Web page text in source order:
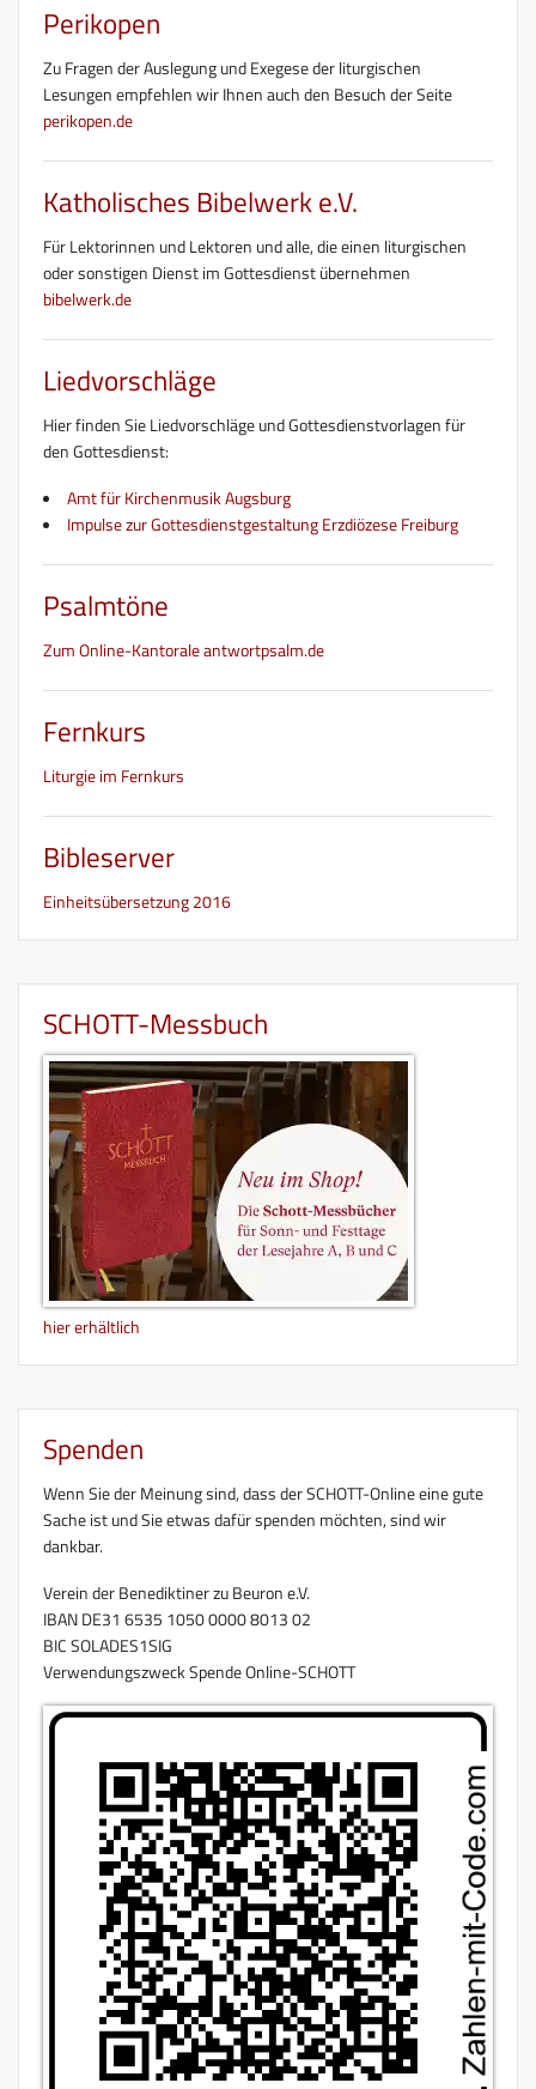
Perikopen
Zu Fragen der Auslegung und Exegese der liturgischen
Lesungen empfehlen wir Ihnen auch den Besuch der Seite
perikopen.de
Katholisches Bibelwerk e.V.
Für Lektorinnen und Lektoren und alle, die einen liturgischen
oder sonstigen Dienst im Gottesdienst übernehmen
bibelwerk.de
Liedvorschläge
Hier finden Sie Liedvorschläge und Gottesdienstvorlagen für
den Gottesdienst:
Amt für Kirchenmusik Augsburg
Impulse zur Gottesdienstgestaltung Erzdiözese Freiburg
Psalmtöne
Zum Online-Kantorale antwortpsalm.de
Fernkurs
Liturgie im Fernkurs
Bibleserver
Einheitsübersetzung 2016
SCHOTT-Messbuch
hier erhältlich
Spenden
Wenn Sie der Meinung sind, dass der SCHOTT-Online eine gute
Sache ist und Sie etwas dafür spenden möchten, sind wir
dankbar.
Verein der Benediktiner zu Beuron e.V.
IBAN DE31 6535 1050 0000 8013 02
BIC SOLADES1SIG
Verwendungszweck Spende Online-SCHOTT